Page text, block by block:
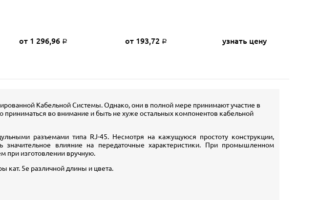
от 1 296,96 Р от 193,72 Р узнать цену
Кабельной Системы. Однако, они в полной мере принимают участие в
приниматься во внимание и быть не хуже остальных компонентов кабельной
разъемами типа RJ-45. Несмотря на кажущуюся простоту конструкции,
влияние на передаточные характеристики. При промышленном
при изготовлении вручную.
кат. 5е различной длины и цвета.